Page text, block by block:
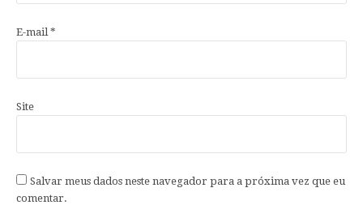
E-mail *
Site
Salvar meus dados neste navegador para a próxima vez que eu
comentar.